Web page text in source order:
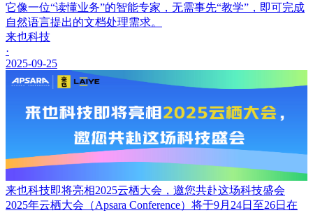
它像一位“读懂业务”的智能专家，无需事先“教学”，即可完成
自然语言提出的文档处理需求。
来也科技
·
2025-09-25
来也科技即将亮相2025云栖大会，邀您共赴这场科技盛会
2025年云栖大会（Apsara Conference）将于9月24日至26日在